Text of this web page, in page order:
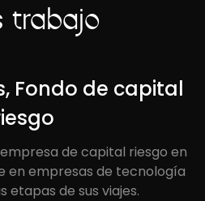
trabajo
Fondo de capital
de capital riesgo en
en empresas de tecnología
etapas de sus viajes.